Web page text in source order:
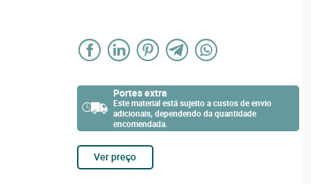
Portes extra
Este material está sujeito a custos de envio
adicionais, dependendo da quantidade
encomendada.
Ver preço